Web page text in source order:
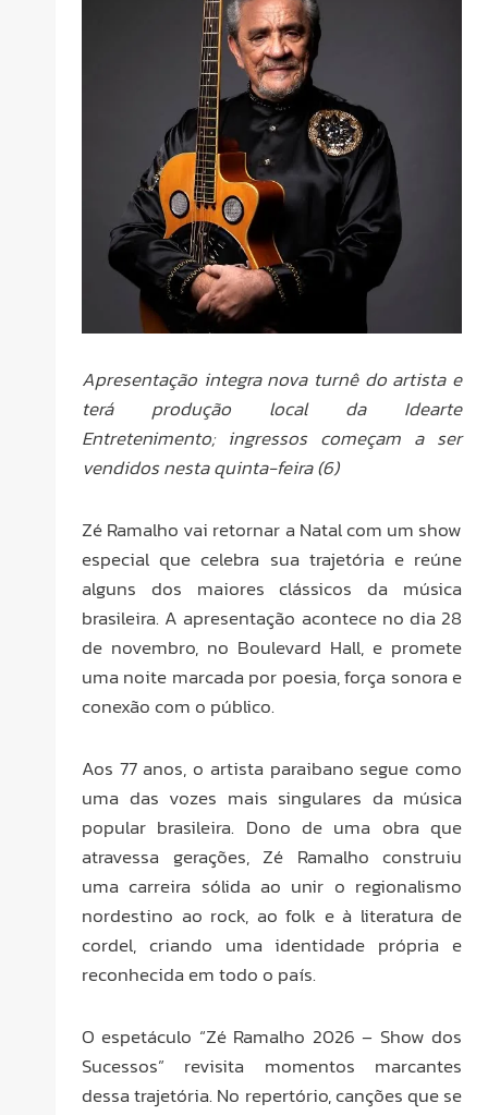
Apresentação integra nova turnê do artista e
terá produção local da Idearte
Entretenimento; ingressos começam a ser
vendidos nesta quinta-feira (6)
Zé Ramalho vai retornar a Natal com um show
especial que celebra sua trajetória e reúne
alguns dos maiores clássicos da música
brasileira. A apresentação acontece no dia 28
de novembro, no Boulevard Hall, e promete
uma noite marcada por poesia, força sonora e
conexão com o público.
Aos 77 anos, o artista paraibano segue como
uma das vozes mais singulares da música
popular brasileira. Dono de uma obra que
atravessa gerações, Zé Ramalho construiu
uma carreira sólida ao unir o regionalismo
nordestino ao rock, ao folk e à literatura de
cordel, criando uma identidade própria e
reconhecida em todo o país.
O espetáculo “Zé Ramalho 2026 – Show dos
Sucessos” revisita momentos marcantes
dessa trajetória. No repertório, canções que se